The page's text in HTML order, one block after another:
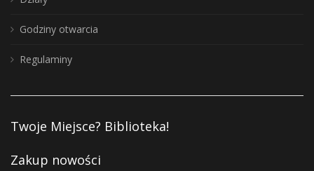
Godziny otwarcia
Regulaminy
Twoje Miejsce? Biblioteka!
Zakup nowości